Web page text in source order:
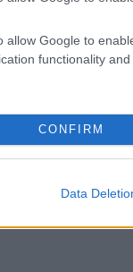
allow Google to
functionality
CONFIRM
Data